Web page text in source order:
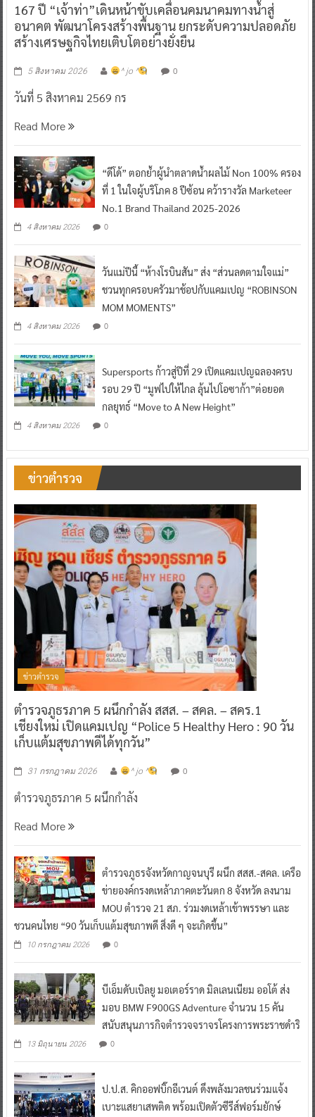
167 ปี “เจ้าท่า”เดินหน้าขับเคลื่อนคมนาคมทางน้ำสู่
อนาคต พัฒนาโครงสร้างพื้นฐาน ยกระดับความปลอดภัย
สร้างเศรษฐกิจไทยเติบโตอย่างยั่งยืน
5 สิงหาคม 2026 ^ jo ^ 0
วันที่ 5 สิงหาคม 2569 กร
Read More
“ดีโด้” ตอกย้ำผู้นำตลาดน้ำผลไม้ Non 100% ครอง
ที่ 1 ในใจผู้บริโภค 8 ปีซ้อน คว้ารางวัล Marketeer
No.1 Brand Thailand 2025-2026
4 สิงหาคม 2026 0
วันแม่ปีนี้ “ห้างโรบินสัน” ส่ง “ส่วนลดตามใจแม่”
ชวนทุกครอบครัวมาช้อปกับแคมเปญ “ROBINSON
MOM MOMENTS”
4 สิงหาคม 2026 0
Supersports ก้าวสู่ปีที่ 29 เปิดแคมเปญฉลองครบ
รอบ 29 ปี “มูฟไปให้ไกล ลุ้นไปโอซาก้า”ต่อยอด
กลยุทธ์ “Move to A New Height”
4 สิงหาคม 2026 0
ข่าวตำรวจ
ข่าวตำรวจ
ตำรวจภูธรภาค 5 ผนึกกำลัง สสส. – สคล. – สคร.1
เชียงใหม่ เปิดแคมเปญ “Police 5 Healthy Hero : 90 วัน
เก็บแต้มสุขภาพดีได้ทุกวัน”
31 กรกฎาคม 2026 ^ jo ^ 0
ตำรวจภูธรภาค 5 ผนึกกำลัง
Read More
ตำรวจภูธรจังหวัดกาญจนบุรี ผนึก สสส.-สคล. เครือ
ข่ายองค์กรงดเหล้าภาคตะวันตก 8 จังหวัด ลงนาม
MOU ตำรวจ 21 สภ. ร่วมงดเหล้าเข้าพรรษา และ
ชวนคนไทย “90 วันเก็บแต้มสุขภาพดี สิ่งดี ๆ จะเกิดขึ้น”
10 กรกฎาคม 2026 0
บีเอ็มดับเบิลยู มอเตอร์ราด มิลเลนเนียม ออโต้ ส่ง
มอบ BMW F900GS Adventure จำนวน 15 คัน
สนับสนุนภารกิจตำรวจจราจรโครงการพระราชดำริ
13 มิถุนายน 2026 0
ป.ป.ส. คิกออฟบิ๊กอีเวนต์ ดึงพลังมวลชนร่วมแจ้ง
เบาะแสยาเสพติด พร้อมเปิดตัวซีรีส์ฟอร์มยักษ์